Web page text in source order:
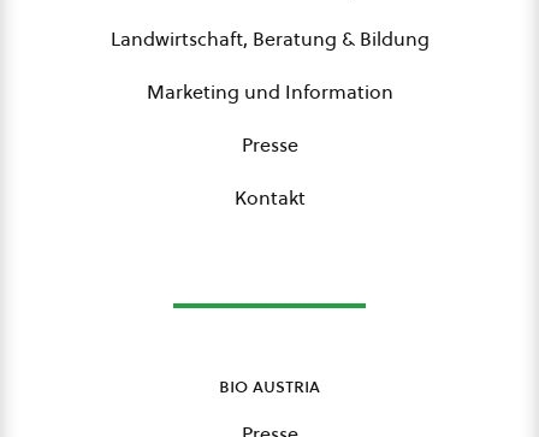
Landwirtschaft, Beratung & Bildung
Marketing und Information
Presse
Kontakt
bio austria